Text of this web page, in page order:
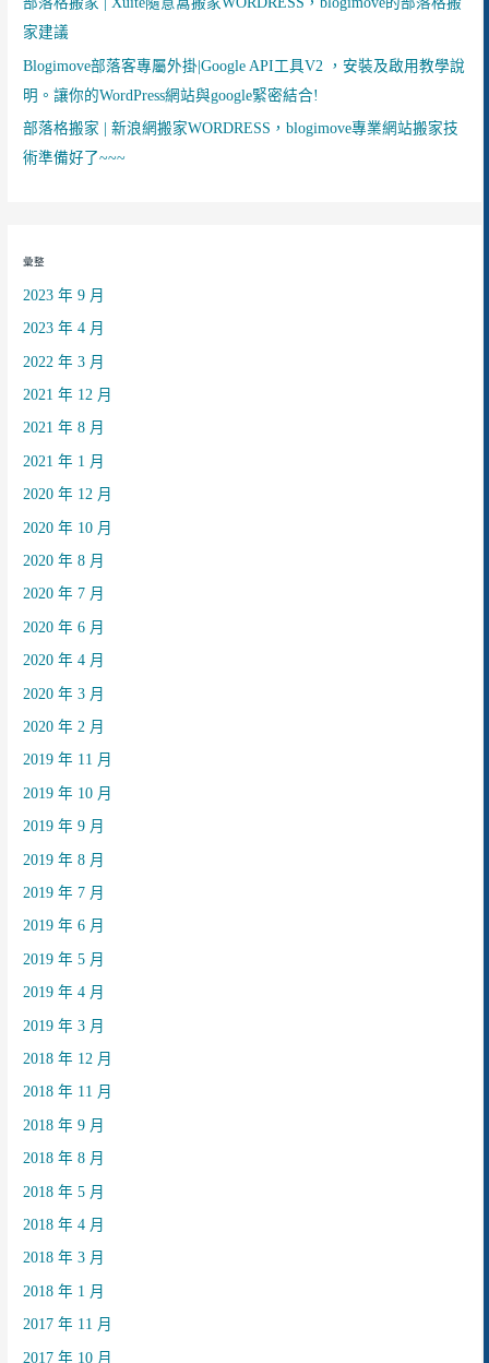
家建議
Blogimove部落客專屬外掛|Google API工具V2 ，安裝及啟用教學說
明。讓你的WordPress網站與google緊密結合!
部落格搬家 | 新浪網搬家WORDRESS，blogimove專業網站搬家技
術準備好了~~~
彙整
2023 年 9 月
2023 年 4 月
2022 年 3 月
2021 年 12 月
2021 年 8 月
2021 年 1 月
2020 年 12 月
2020 年 10 月
2020 年 8 月
2020 年 7 月
2020 年 6 月
2020 年 4 月
2020 年 3 月
2020 年 2 月
2019 年 11 月
2019 年 10 月
2019 年 9 月
2019 年 8 月
2019 年 7 月
2019 年 6 月
2019 年 5 月
2019 年 4 月
2019 年 3 月
2018 年 12 月
2018 年 11 月
2018 年 9 月
2018 年 8 月
2018 年 5 月
2018 年 4 月
2018 年 3 月
2018 年 1 月
2017 年 11 月
2017 年 10 月